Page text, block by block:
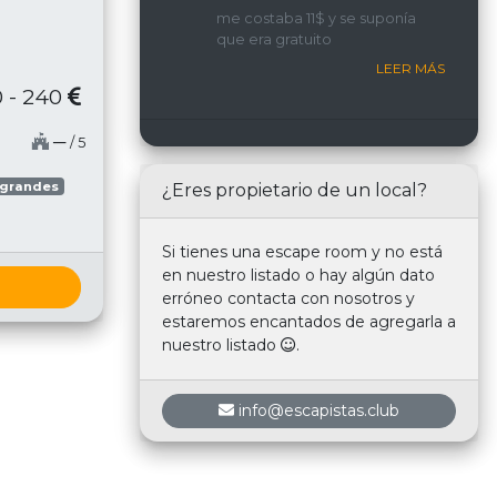
- 240
─ / 5
interacción constante con
nosotros.
me costaba 11$ y se suponía
que era gratuito
LEER MÁS
¿Eres propietario de un local?
Si tienes una escape room y no está
en nuestro listado o hay algún dato
erróneo contacta con nosotros y
estaremos encantados de agregarla a
nuestro listado
.
info@escapistas.club